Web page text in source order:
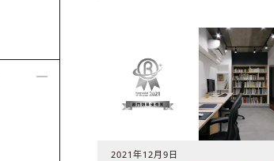
2021年12月9日